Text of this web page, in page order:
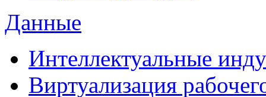
Данные
Интеллектуальные
Виртуализация